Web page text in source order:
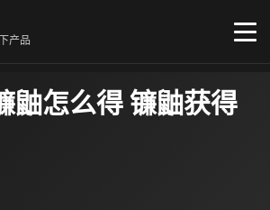
产品
鼬怎么得 镰鼬获得